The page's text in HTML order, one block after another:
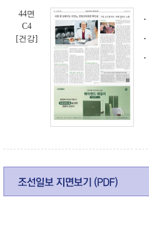
44면
C4
[건강]